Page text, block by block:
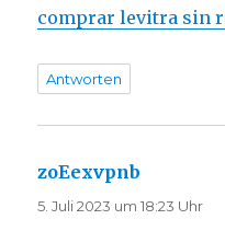
comprar levitra sin
Antworten
zoEexvpnb
5. Juli 2023 um 18:23 Uhr